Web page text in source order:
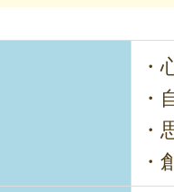
・
・
・
・